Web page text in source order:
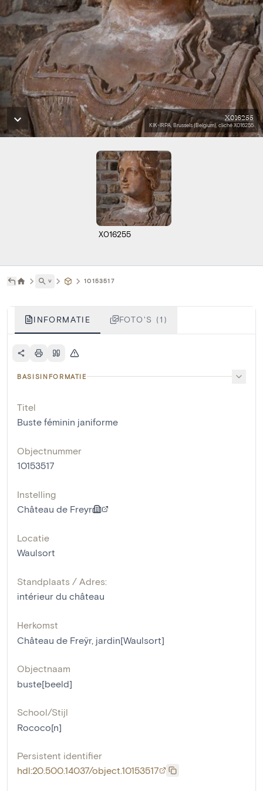
X016255
KIK-IRPA, Brussels (Belgium), cliché X016255
X016255
˅ 10153517
INFORMATIE FOTO'S (1)
BASISINFORMATIE
Titel
Buste féminin janiforme
Objectnummer
10153517
Instelling
Château de Freyr
Locatie
Waulsort
Standplaats / Adres:
intérieur du château
Herkomst
Château de Freÿr, jardin[Waulsort]
Objectnaam
buste[beeld]
School/Stijl
Rococo[n]
Persistent identifier
hdl:20.500.14037/object.10153517